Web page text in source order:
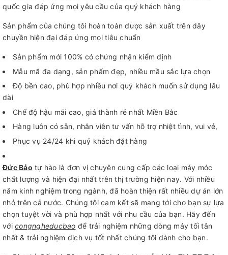
quốc gia đáp ứng mọi yêu cầu của quý khách hàng
Sản phẩm của chúng tôi hoàn toàn được sản xuất trên dây
chuyền hiện đại đáp ứng mọi tiêu chuẩn
Sản phẩm mới 100% có chứng nhận kiểm định
Mẫu mã đa dạng, sản phẩm đẹp, nhiều mầu sắc lựa chọn
Độ bền cao, phù hợp nhiều nơi quý khách muốn sử dụng lâu
dài
Chế độ hậu mãi cao, giá thành rẻ nhất Miền Bắc
Hàng luôn có sẵn, nhân viên tư vấn hỗ trợ nhiệt tình, vui vẻ,
Phục vụ 24/24 khi quý khách đặt hàng
Đức Bảo tự hào là đơn vị chuyên cung cấp các loại máy móc
chất lượng và hiện đại nhất trên thị trường hiện nay. Với nhiều
năm kinh nghiệm trong ngành, đã hoàn thiện rất nhiều dự án lớn
nhỏ trên cả nước. Chúng tôi cam kết sẽ mang tới cho bạn sự lựa
chọn tuyệt vời và phù hợp nhất với nhu cầu của bạn. Hãy đến
với congngheducbao để trải nghiệm những dòng máy tối tân
nhất & trải nghiệm dịch vụ tốt nhất chúng tôi dành cho bạn.